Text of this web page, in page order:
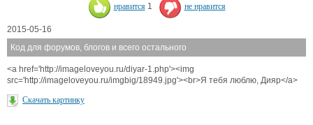
нравится 1 не нравится
2015-05-16
Код для форумов, блогов и всего остального
<a href='http://imageloveyou.ru/diyar-1.php'><img
src='http://imageloveyou.ru/imgbig/18949.jpg'><br>Я тебя люблю, Дияр</a>
Скачать картинку